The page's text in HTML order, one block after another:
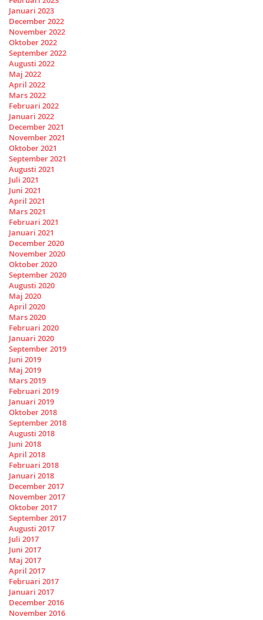
Januari 2023
December 2022
November 2022
Oktober 2022
September 2022
Augusti 2022
Maj 2022
April 2022
Mars 2022
Februari 2022
Januari 2022
December 2021
November 2021
Oktober 2021
September 2021
Augusti 2021
Juli 2021
Juni 2021
April 2021
Mars 2021
Februari 2021
Januari 2021
December 2020
November 2020
Oktober 2020
September 2020
Augusti 2020
Maj 2020
April 2020
Mars 2020
Februari 2020
Januari 2020
September 2019
Juni 2019
Maj 2019
Mars 2019
Februari 2019
Januari 2019
Oktober 2018
September 2018
Augusti 2018
Juni 2018
April 2018
Februari 2018
Januari 2018
December 2017
November 2017
Oktober 2017
September 2017
Augusti 2017
Juli 2017
Juni 2017
Maj 2017
April 2017
Februari 2017
Januari 2017
December 2016
November 2016